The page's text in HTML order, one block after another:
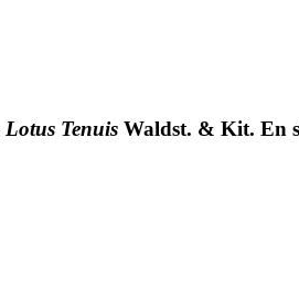
Lotus Tenuis Waldst. & Kit. En